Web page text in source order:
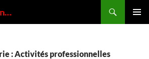
: Activités professionnelles